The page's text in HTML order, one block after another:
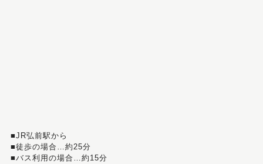
■JR弘前駅から
■徒歩の場合…約25分
■バス利用の場合…約15分